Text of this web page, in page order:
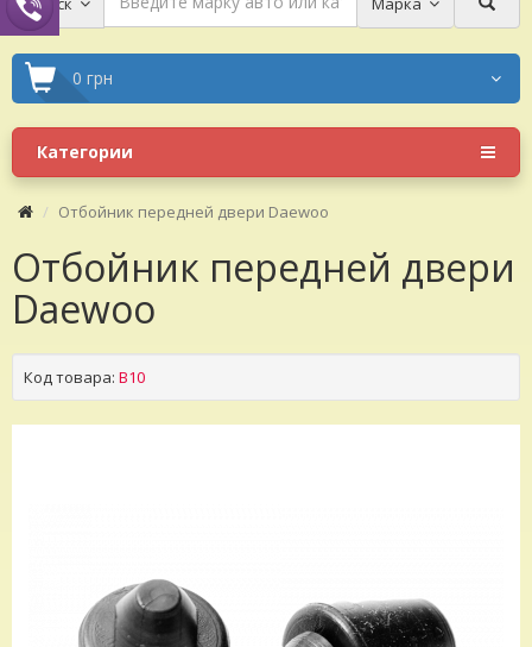
0 грн
Категории
Отбойник передней двери Daewoo
Отбойник передней двери
Daewoo
Код товара: B10